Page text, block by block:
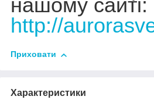
нашому сайті:
http://
Приховати
Характеристики